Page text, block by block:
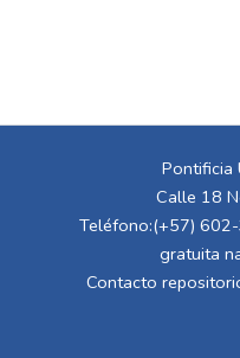
Pontificia
Calle 18
Teléfono:(+57)
gratuita
Contacto